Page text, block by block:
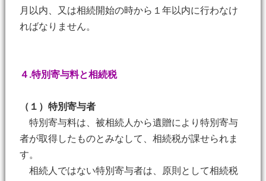
月以内、又は相続開始の時から１年以内に行わなけ
ればなりません。
４.特別寄与料と相続税
（１）特別寄与者
特別寄与料は、被相続人から遺贈により特別寄与
者が取得したものとみなして、相続税が課せられま
す。
相続人ではない特別寄与者は、原則として相続税